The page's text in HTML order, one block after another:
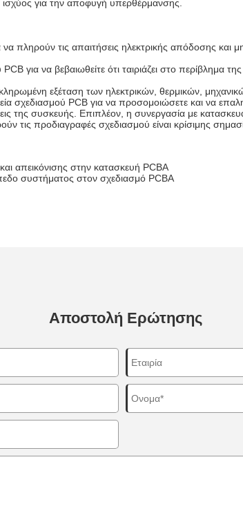
για την αποφυγή υπερθέρμανσης.
πληρούν τις απαιτήσεις ηλεκτρικής απόδοσης και
για να βεβαιωθείτε ότι ταιριάζει στο περίβλημα
εξέταση των ηλεκτρικών, θερμικών,
σχεδιασμού PCB για να προσομοιώσετε και να
της συσκευής. Επιπλέον, η συνεργασία με
προδιαγραφές σχεδιασμού είναι κρίσιμης
απεικόνισης στην κατασκευή PCBA
συστήματος στον σχεδιασμό PCBA
Αποστολή Ερώτησης